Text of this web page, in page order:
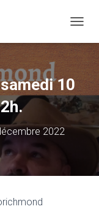
É
I
R
L
samedi 10
2022